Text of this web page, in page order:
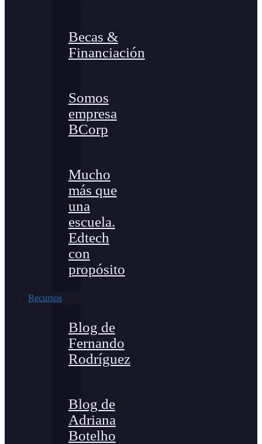
Becas &
Financiación
Somos
empresa
BCorp
Mucho
más que
una
escuela.
Edtech
con
propósito
Recursos
Blog de
Fernando
Rodríguez
Blog de
Adriana
Botelho